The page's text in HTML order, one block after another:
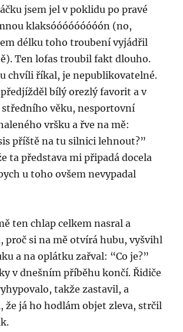
jsem jel v poklidu po pravé
klaksóóóóóóóóón (no,
délku toho troubení vyjádřil
Ten lofas troubil fakt dlouho.
chvíli říkal, je nepublikovatelné.
předjížděl bílý orezlý favorit a v
středního věku, nesportovní
vršku a řve na mě:
příště na tu silnici lehnout?”
ta představa mi připadá docela
u toho ovšem nevypadal
ten chlap celkem nasral a
proč si na mě otvírá hubu, vyšvihl
a na oplátku zařval: “Co je?”
v dnešním příběhu končí. Řidiče
takže zastavil, a
že já ho hodlám objet zleva, strčil